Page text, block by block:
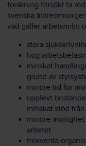
forskning försökt ta
svenska
vad gäller arbetsmiljö
stora
hög
minskat
grund av
mindre tid för
upplevt
minskat stöd
mindre
arbetet
frekventa